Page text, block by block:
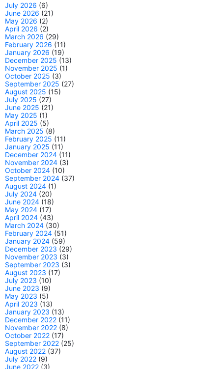
July 2026 (6)
June 2026 (21)
May 2026 (2)
April 2026 (2)
March 2026 (29)
February 2026 (11)
January 2026 (19)
December 2025 (13)
November 2025 (1)
October 2025 (3)
September 2025 (27)
August 2025 (15)
July 2025 (27)
June 2025 (21)
May 2025 (1)
April 2025 (5)
March 2025 (8)
February 2025 (11)
January 2025 (11)
December 2024 (11)
November 2024 (3)
October 2024 (10)
September 2024 (37)
August 2024 (1)
July 2024 (20)
June 2024 (18)
May 2024 (17)
April 2024 (43)
March 2024 (30)
February 2024 (51)
January 2024 (59)
December 2023 (29)
November 2023 (3)
September 2023 (3)
August 2023 (17)
July 2023 (10)
June 2023 (9)
May 2023 (5)
April 2023 (13)
January 2023 (13)
December 2022 (11)
November 2022 (8)
October 2022 (17)
September 2022 (25)
August 2022 (37)
July 2022 (9)
June 2022 (3)